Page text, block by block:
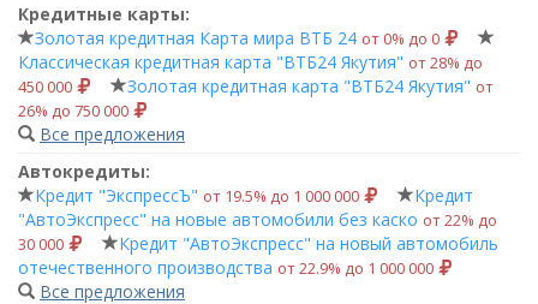
Кредитные карты:
Золотая кредитная Карта мира ВТБ 24 от 0% до 0
Классическая кредитная карта "ВТБ24 Якутия" от 28% до
450 000
Золотая кредитная карта "ВТБ24 Якутия" от
26% до 750 000
Все предложения
Автокредиты:
Кредит "ЭкспрессЪ" от 19.5% до 1 000 000
Кредит
"АвтоЭкспресс" на новые автомобили без каско от 22% до
30 000
Кредит "АвтоЭкспресс" на новый автомобиль
отечественного производства от 22.9% до 1 000 000
Все предложения